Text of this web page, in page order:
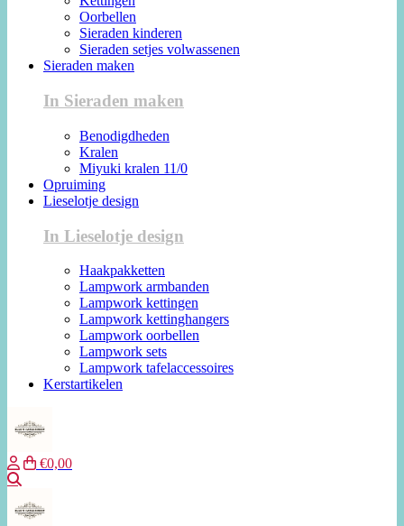
Oorbellen
Sieraden kinderen
Sieraden setjes volwassenen
Sieraden maken
In Sieraden maken
Benodigdheden
Kralen
Miyuki kralen 11/0
Opruiming
Lieselotje design
In Lieselotje design
Haakpakketten
Lampwork armbanden
Lampwork kettingen
Lampwork kettinghangers
Lampwork oorbellen
Lampwork sets
Lampwork tafelaccessoires
Kerstartikelen
€0,00